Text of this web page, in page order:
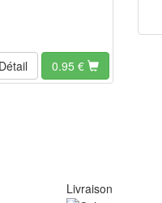
0.95 €
Livraison